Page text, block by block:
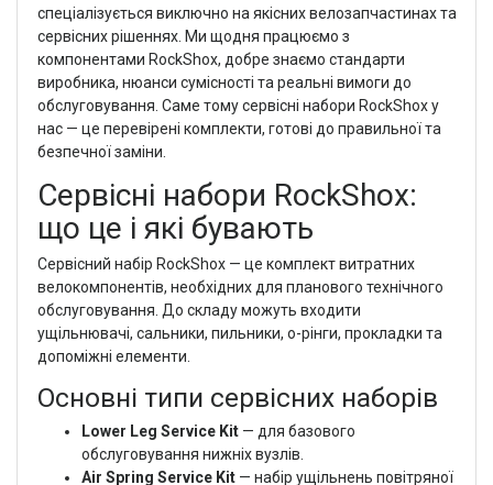
спеціалізується виключно на якісних велозапчастинах та
сервісних рішеннях. Ми щодня працюємо з
компонентами RockShox, добре знаємо стандарти
виробника, нюанси сумісності та реальні вимоги до
обслуговування. Саме тому сервісні набори RockShox у
нас — це перевірені комплекти, готові до правильної та
безпечної заміни.
Сервісні набори RockShox:
що це і які бувають
Сервісний набір RockShox — це комплект витратних
велокомпонентів, необхідних для планового технічного
обслуговування. До складу можуть входити
ущільнювачі, сальники, пильники, о-рінги, прокладки та
допоміжні елементи.
Основні типи сервісних наборів
Lower Leg Service Kit— для базового
обслуговування нижніх вузлів.
Air Spring Service Kit— набір ущільнень повітряної